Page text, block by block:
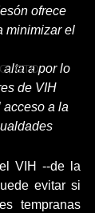
GTO
ofrece
minimizar el
alta a por lo
de VIH
acceso a la
VIH --de la
evitar si
tempranas